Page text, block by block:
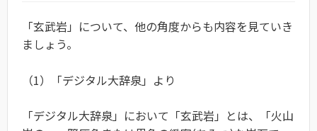
「玄武岩」について、他の角度からも内容を見ていき
ましょう。
（1）「デジタル大辞泉」より
「デジタル大辞泉」において「玄武岩」とは、「火山